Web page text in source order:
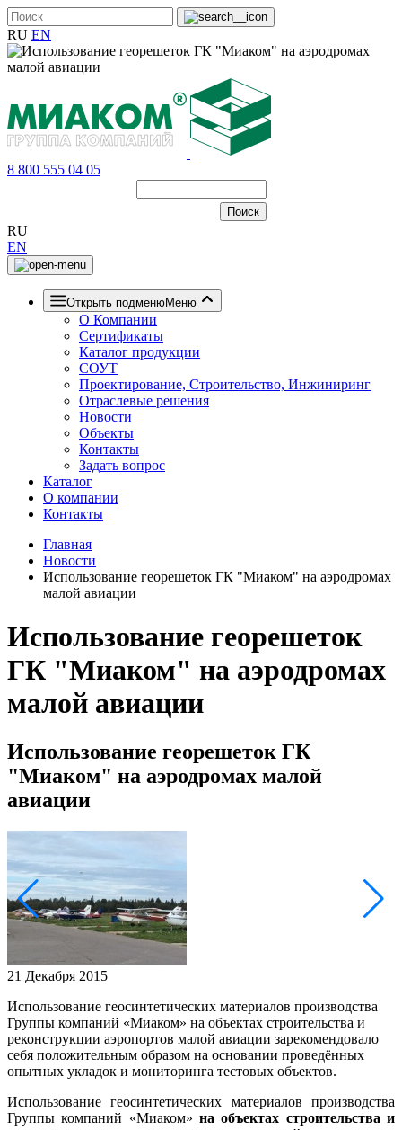
RU EN
8 800 555 04 05
RU
EN
Открыть подменюМеню
О Компании
Сертификаты
Каталог продукции
СОУТ
Проектирование, Строительство, Инжиниринг
Отраслевые решения
Новости
Объекты
Контакты
Задать вопрос
Каталог
О компании
Контакты
Главная
Новости
Использование георешеток ГК "Миаком" на аэродромах
малой авиации
Использование георешеток
ГК "Миаком" на аэродромах
малой авиации
Использование георешеток ГК
"Миаком" на аэродромах малой
авиации
21 Декабря 2015
Использование геосинтетических материалов производства
Группы компаний «Миаком» на объектах строительства и
реконструкции аэропортов малой авиации зарекомендовало
себя положительным образом на основании проведённых
опытных укладок и мониторинга тестовых объектов.
Использование геосинтетических материалов производства
Группы компаний «Миаком» на объектах строительства и